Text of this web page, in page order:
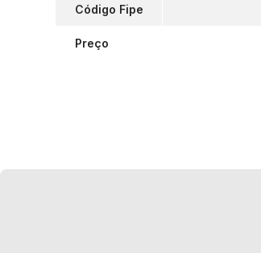
Código Fipe
Preço